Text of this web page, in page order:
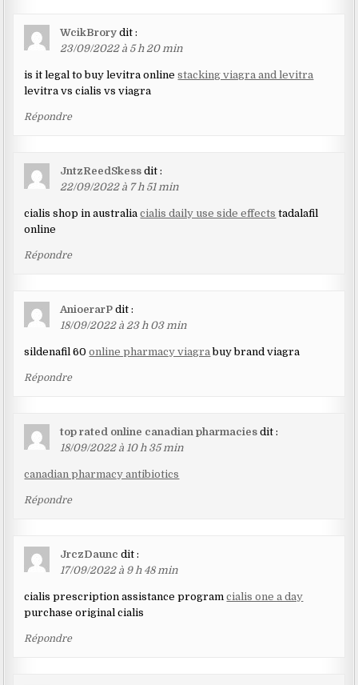
WcikBrory dit :
23/09/2022 à 5 h 20 min
is it legal to buy levitra onlinestacking viagra and levitra
levitra vs cialis vs viagra
Répondre
JntzReedSkess dit :
22/09/2022 à 7 h 51 min
cialis shop in australiacialis daily use side effects tadalafil
online
Répondre
AnioerarP dit :
18/09/2022 à 23 h 03 min
sildenafil 60online pharmacy viagra buy brand viagra
Répondre
top rated online canadian pharmacies dit :
18/09/2022 à 10 h 35 min
canadian pharmacy antibiotics
Répondre
JrczDaunc dit :
17/09/2022 à 9 h 48 min
cialis prescription assistance programcialis one a day
purchase original cialis
Répondre